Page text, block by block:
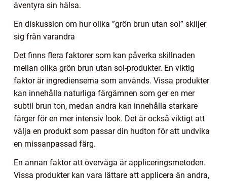
äventyra sin hälsa.
En diskussion om hur olika ”grön brun utan sol” skiljer
sig från varandra
Det finns flera faktorer som kan påverka skillnaden
mellan olika grön brun utan sol-produkter. En viktig
faktor är ingredienserna som används. Vissa produkter
kan innehålla naturliga färgämnen som ger en mer
subtil brun ton, medan andra kan innehålla starkare
färger för en mer intensiv look. Det är också viktigt att
välja en produkt som passar din hudton för att undvika
en missanpassad färg.
En annan faktor att överväga är appliceringsmetoden.
Vissa produkter kan vara lättare att applicera än andra,